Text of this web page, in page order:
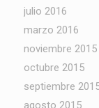
julio 2016
marzo 2016
noviembre 2015
octubre 2015
septiembre
agosto 2015